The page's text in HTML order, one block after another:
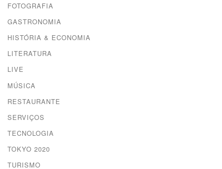
FOTOGRAFIA
GASTRONOMIA
HISTÓRIA & ECONOMIA
LITERATURA
LIVE
MÚSICA
RESTAURANTE
SERVIÇOS
TECNOLOGIA
TOKYO 2020
TURISMO